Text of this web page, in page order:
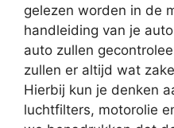
gelezen worden in de
handleiding van je
auto zullen
zullen er altijd wat
Hierbij kun je denken
luchtfilters, motorolie